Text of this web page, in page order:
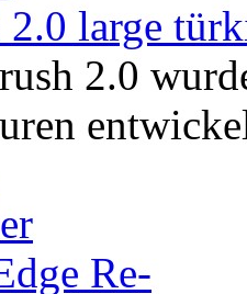
large
2.0